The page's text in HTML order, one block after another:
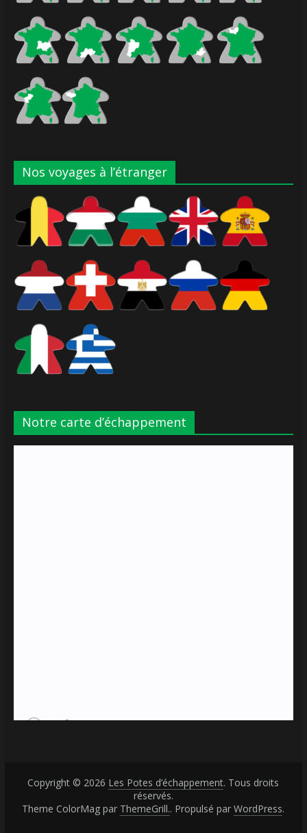
Nos voyages à l’étranger
Notre carte d’échappement
Copyright © 2026 Les Potes d’échappement. Tous droits
réservés.
Theme ColorMag par ThemeGrill.. Propulsé parWordPress.